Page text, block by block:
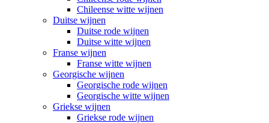
Chileense witte wijnen
Duitse wijnen
Duitse rode wijnen
Duitse witte wijnen
Franse wijnen
Franse witte wijnen
Georgische wijnen
Georgische rode wijnen
Georgische witte wijnen
Griekse wijnen
Griekse rode wijnen